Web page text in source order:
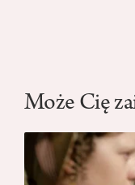
Może Cię